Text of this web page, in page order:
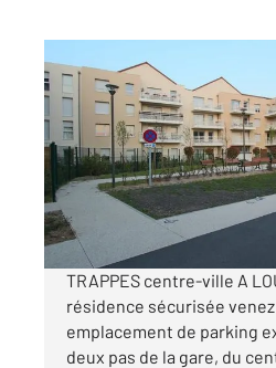
TRAPPES 78
5 m
2
Ref : 5367
Parking à louer
40 €
par mois charges comprises
TRAPPES centre-ville A
résidence sécurisée
emplacement de parking
deux pas de la gare, du